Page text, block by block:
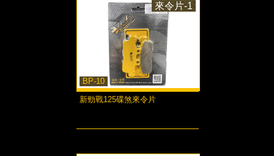
BP-10
來令片-1
新勁戰125碟煞來令片